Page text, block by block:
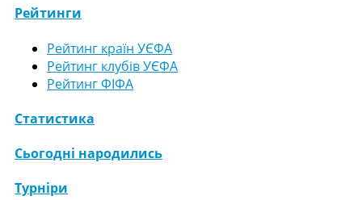
Рейтинги
Рейтинг країн УЄФА
Рейтинг клубів УЄФА
Рейтинг ФІФА
Статистика
Сьогодні народились
Турніри